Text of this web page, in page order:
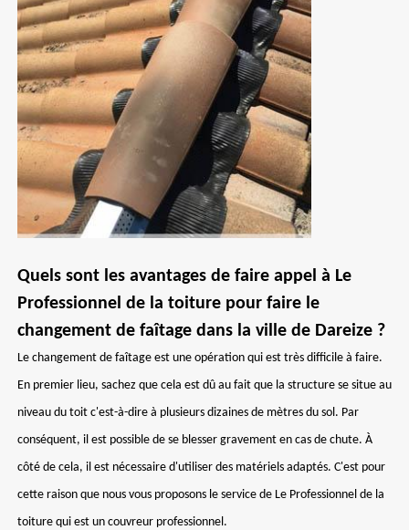
Quels sont les avantages de faire appel à Le
Professionnel de la toiture pour faire le
changement de faîtage dans la ville de Dareize ?
Le changement de faîtage est une opération qui est très difficile à faire.
En premier lieu, sachez que cela est dû au fait que la structure se situe au
niveau du toit c'est-à-dire à plusieurs dizaines de mètres du sol. Par
conséquent, il est possible de se blesser gravement en cas de chute. À
côté de cela, il est nécessaire d'utiliser des matériels adaptés. C'est pour
cette raison que nous vous proposons le service de Le Professionnel de la
toiture qui est un couvreur professionnel.